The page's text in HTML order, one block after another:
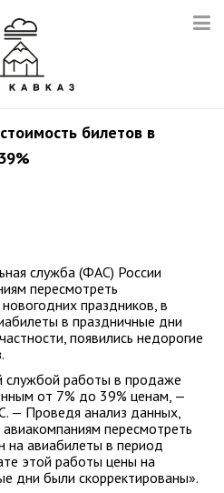
билетов в
служба (ФАС) России
пересмотреть
праздников, в
в праздничные дни
появились недорогие
службой работы в продаже
от 7% до 39% ценам, —
— Проведя анализ данных,
пересмотреть
на авиабилеты в период
этой работы цены на
дни были скорректированы».